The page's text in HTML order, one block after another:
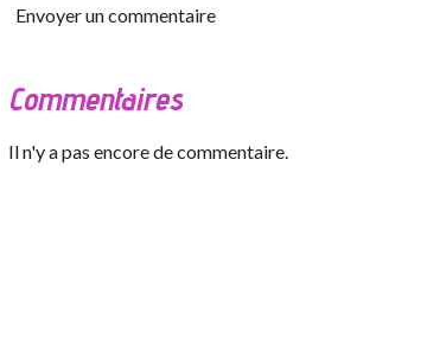
Envoyer un commentaire
Commentaires
Il n'y a pas encore de commentaire.